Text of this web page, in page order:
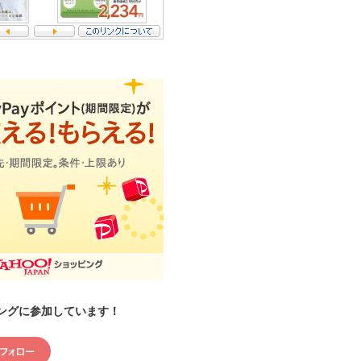
グに参加しています！